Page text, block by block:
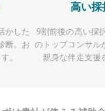
かした
断。お
。
高い採
9割前後の高い採
のトップコンサル
親身な伴走支援